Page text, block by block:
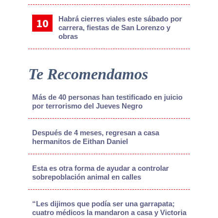
Habrá cierres viales este sábado por
carrera, fiestas de San Lorenzo y
obras
Te Recomendamos
Más de 40 personas han testificado en juicio
por terrorismo del Jueves Negro
Después de 4 meses, regresan a casa
hermanitos de Eithan Daniel
Esta es otra forma de ayudar a controlar
sobrepoblación animal en calles
“Les dijimos que podía ser una garrapata;
cuatro médicos la mandaron a casa y Victoria